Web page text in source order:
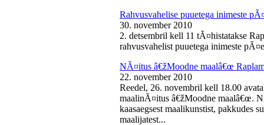
Rahvusvahelise puuetega inimeste
30. november 2010
2. detsembril kell 11 tÃ¤histatakse
rahvusvahelist puuetega inimeste
NÃ¤itus â€žMoodne maalâ€œ
22. november 2010
Reedel, 26. novembril kell 18.00
maalinÃ¤itus â€žMoodne maalâ€œ.
kaasaegsest maalikunstist, pakkudes
maalijatest...